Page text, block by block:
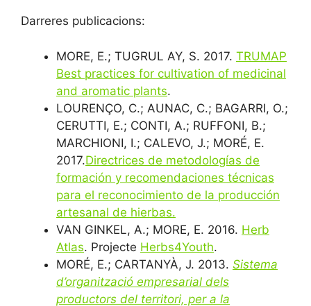
Darreres publicacions:
MORE, E.; TUGRUL AY, S. 2017. TRUMAP
Best practices for cultivation of medicinal
and aromatic plants.
LOURENÇO, C.; AUNAC, C.; BAGARRI, O.;
CERUTTI, E.; CONTI, A.; RUFFONI, B.;
MARCHIONI, I.; CALEVO, J.; MORÉ, E.
2017.Directrices de metodologías de
formación y recomendaciones técnicas
para el reconocimiento de la producción
artesanal de hierbas.
VAN GINKEL, A.; MORE, E. 2016. Herb
Atlas. Projecte Herbs4Youth.
MORÉ, E.; CARTANYÀ, J. 2013. Sistema
d’organització empresarial dels
productors del territori, per a la